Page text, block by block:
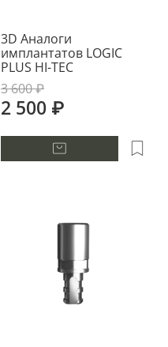
3D Аналоги
имплантатов LOGIC
PLUS HI-TEC
3 600 ₽
2 500 ₽